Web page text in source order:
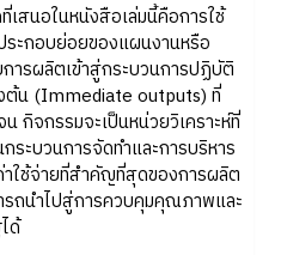
เสนอในหนังสือเล่มนี้คือการใช้
ะกอบย่อยของแผนงานหรือ
ารผลิตเข้าสู่กระบวนการปฏิบัติ
ต้น (Immediate outputs) ที่
กิจกรรมจะเป็นหน่วยวิเคราะห์ที่
ระบวนการจัดทำและการบริหาร
ใช้จ่ายที่สำคัญที่สุดของการผลิต
ถนำไปสู่การควบคุมคุณภาพและ
ด้